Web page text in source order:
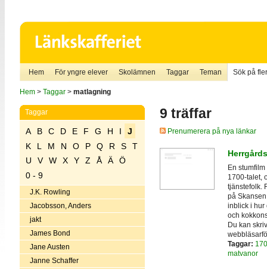
Hem För yngre elever Skolämnen Taggar Teman Sök på
Hem> Taggar> matlagning
Taggar
A B C D E F G H I
J
K
L M N O P Q R S
T
U
V W X Y Z Å Ä
Ö
0 - 9
J.K. Rowling
Jacobsson, Anders
jakt
James Bond
Jane Austen
Janne Schaffer
9 träffar
Prenumerera på nya länkar
En
1700-talet,
tjänstefolk.
på
inblick i hur
och
Du kan
Taggar:
matvanor